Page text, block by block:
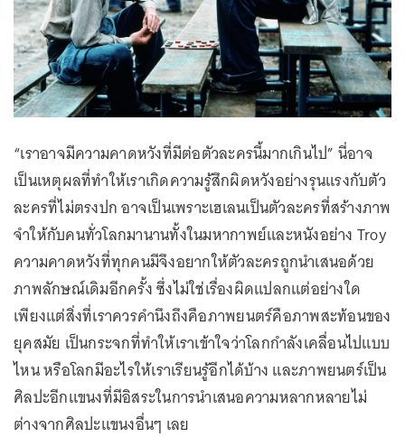
“เราอาจมีความคาดหวังที่มีต่อตัวละครนี้มากเกินไป” นี่อาจ
เป็นเหตุผลที่ทำให้เราเกิดความรู้สึกผิดหวังอย่างรุนแรงกับตัว
ละครที่ไม่ตรงปก อาจเป็นเพราะเฮเลนเป็นตัวละครที่สร้างภาพ
จำให้กับคนทั่วโลกมานานทั้งในมหากาพย์และหนังอย่าง Troy
ความคาดหวังที่ทุกคนมีจึงอยากให้ตัวละครถูกนำเสนอด้วย
ภาพลักษณ์เดิมอีกครั้ง ซึ่งไม่ใช่เรื่องผิดแปลกแต่อย่างใด
เพียงแต่สิ่งที่เราควรคำนึงถึงคือภาพยนตร์คือภาพสะท้อนของ
ยุคสมัย เป็นกระจกที่ทำให้เราเข้าใจว่าโลกกำลังเคลื่อนไปแบบ
ไหน หรือโลกมีอะไรให้เราเรียนรู้อีกได้บ้าง และภาพยนตร์เป็น
ศิลปะอีกแขนงที่มีอิสระในการนำเสนอความหลากหลายไม่
ต่างจากศิลปะแขนงอื่นๆ เลย